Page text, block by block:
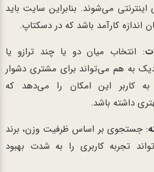
اینترنتی می‌شوند. بنابراین سایت باید
اندازه کارآمد باشد که در دسکتاپ.
: انتخاب میان دو یا چند ترازو یا
به هم می‌تواند برای مشتری دشوار
به کاربر این امکان را می‌دهد که
داشته باشد.
: جستجوی بر اساس ظرفیت وزن، برند
تجربه کاربری را به شدت بهبود